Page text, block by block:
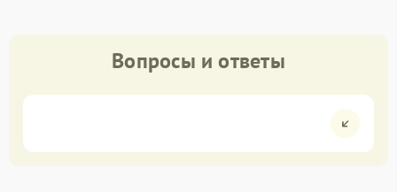
Вопросы и ответы